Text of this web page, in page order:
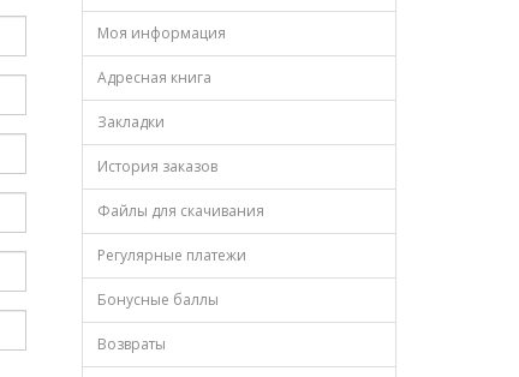
Моя информация
Адресная книга
Закладки
История заказов
Файлы для скачивания
Регулярные платежи
Бонусные баллы
Возвраты